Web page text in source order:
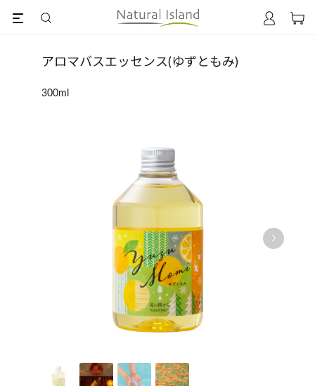
アロマバスエッセンス(ゆずともみ)
300ml